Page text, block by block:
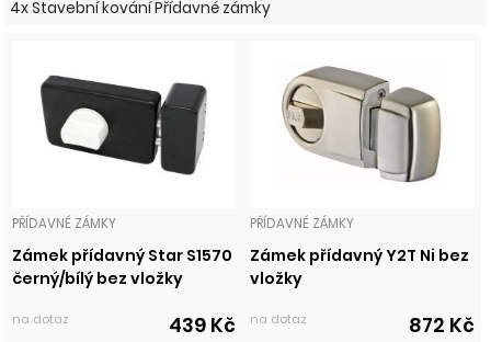
4x Stavební kování Přídavné zámky
PŘÍDAVNÉ ZÁMKY
Zámek přídavný Star S1570
černý/bílý bez vložky
na dotaz 439 Kč
PŘÍDAVNÉ ZÁMKY
Zámek přídavný Y2T Ni bez
vložky
na dotaz 872 Kč